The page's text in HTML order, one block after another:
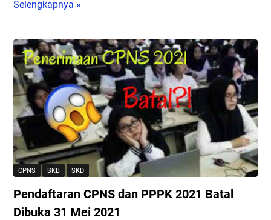
a
r
d
a
k
t
i
S
i
i
l
i
k
i
I
j
a
z
a
h
Selengkapnya »
g
u
m
u
m
a
n
C
P
N
S
d
CPNS SKB SKD
Pendaftaran CPNS dan PPPK 2021 Batal
Dibuka 31 Mei 2021